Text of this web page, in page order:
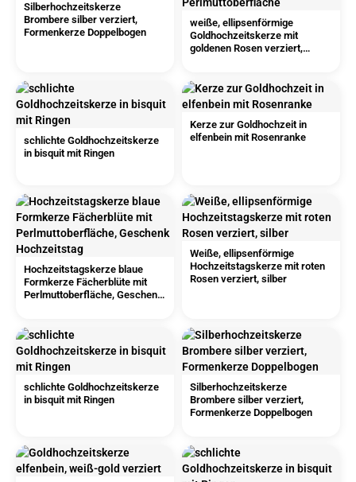
Silberhochzeitskerze
Brombere silber verziert,
Formenkerze Doppelbogen
weiße, ellipsenförmige
Goldhochzeitskerze mit
goldenen Rosen verziert,
schlichte Goldhochzeitskerze
in bisquit mit Ringen
Kerze zur Goldhochzeit in
elfenbein mit Rosenranke
Hochzeitstagskerze blaue
Formkerze Fächerblüte mit
Perlmuttoberfläche, Geschenk
Weiße, ellipsenförmige
Hochzeitstagskerze mit roten
Rosen verziert, silber
schlichte Goldhochzeitskerze
in bisquit mit Ringen
Silberhochzeitskerze
Brombere silber verziert,
Formenkerze Doppelbogen